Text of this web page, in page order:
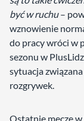
być w ruchu–
wznowienie
do pracy wróci w
sezonu w
sytuacja
rozgrywek.
Ostatnie mecze w